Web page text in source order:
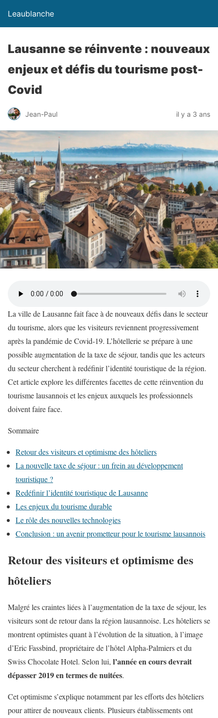
Leaublanche
Lausanne se réinvente : nouveaux
enjeux et défis du tourisme post-
Covid
Jean-Paul il y a 3 ans
La ville de Lausanne fait face à de nouveaux défis dans le secteur
du tourisme, alors que les visiteurs reviennent progressivement
après la pandémie de Covid-19. L’hôtellerie se prépare à une
possible augmentation de la taxe de séjour, tandis que les acteurs
du secteur cherchent à redéfinir l’identité touristique de la région.
Cet article explore les différentes facettes de cette réinvention du
tourisme lausannois et les enjeux auxquels les professionnels
doivent faire face.
Sommaire
Retour des visiteurs et optimisme des hôteliers
La nouvelle taxe de séjour : un frein au développement
touristique ?
Redéfinir l’identité touristique de Lausanne
Les enjeux du tourisme durable
Le rôle des nouvelles technologies
Conclusion : un avenir prometteur pour le tourisme lausannois
Retour des visiteurs et optimisme des
hôteliers
Malgré les craintes liées à l’augmentation de la taxe de séjour, les
visiteurs sont de retour dans la région lausannoise. Les hôteliers se
montrent optimistes quant à l’évolution de la situation, à l’image
d’Eric Fassbind, propriétaire de l’hôtel Alpha-Palmiers et du
Swiss Chocolate Hotel. Selon lui, l’année en cours devrait
dépasser 2019 en termes de nuitées.
Cet optimisme s’explique notamment par les efforts des hôteliers
pour attirer de nouveaux clients. Plusieurs établissements ont